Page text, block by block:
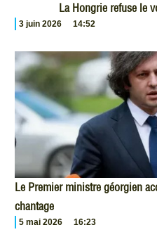
La Hongrie refuse le
3 juin 2026 14:52
Le Premier ministre géorgien
chantage
5 mai 2026 16:23